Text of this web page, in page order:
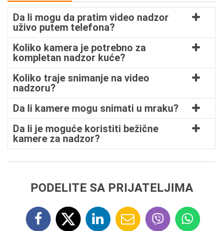
Da li mogu da pratim video nadzor
uživo putem telefona?
Koliko kamera je potrebno za
kompletan nadzor kuće?
Koliko traje snimanje na video
nadzoru?
Da li kamere mogu snimati u mraku?
Da li je moguće koristiti bežične
kamere za nadzor?
PODELITE SA PRIJATELJIMA